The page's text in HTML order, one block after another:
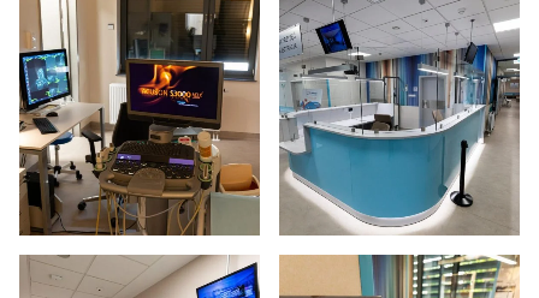
Powiększ zdjęcie Powiększ zdjęcie
Powiększ zdjęcie Powiększ zdjęcie